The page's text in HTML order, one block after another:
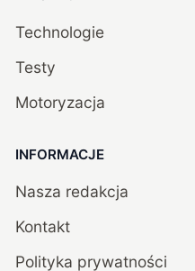
Technologie
Testy
Motoryzacja
INFORMACJE
Nasza redakcja
Kontakt
Polityka prywatności